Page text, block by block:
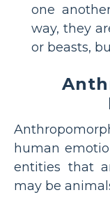
one
way, they
or beasts,
human
entities that
may be